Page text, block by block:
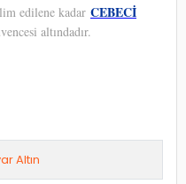
edilene kadar CEBECİ
altındadır.
Altın